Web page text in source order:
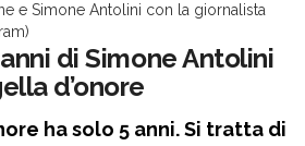
e Simone Antolini con la giornalista
di Simone Antolini
d’onore
ha solo 5 anni. Si tratta di